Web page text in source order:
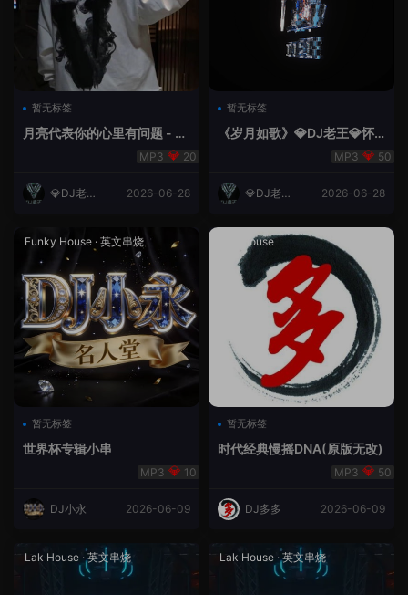
暂无标签
月亮代表你的心里有问题 - 小
20
💎DJ老王
2026-06-28
暂无标签
《岁月如歌》💎DJ老王💎怀
50
💎DJ老王
2026-06-28
Funky House · 英文串烧
暂无标签
世界杯专辑小串
10
DJ小永 2026-06-09
成都House
暂无标签
时代经典慢摇DNA(原版无改)
50
DJ多多 2026-06-09
Lak House ·英文串烧 Lak House ·英文串烧